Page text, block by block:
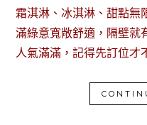
霜淇淋、冰淇淋、甜點無
滿綠意寬敞舒適，隔壁就
人氣滿滿，記得先訂位才